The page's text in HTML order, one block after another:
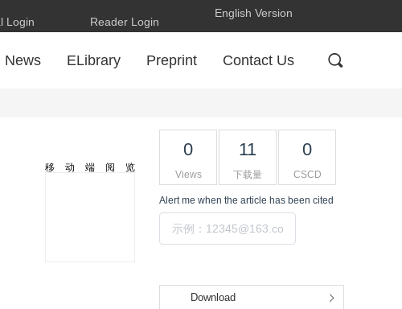
English Version
Reader Login
Login
News ELibrary Preprint Contact Us
移动端阅览
0
Views
11
下载量
0
CSCD
Alert me when the article has been cited
Download